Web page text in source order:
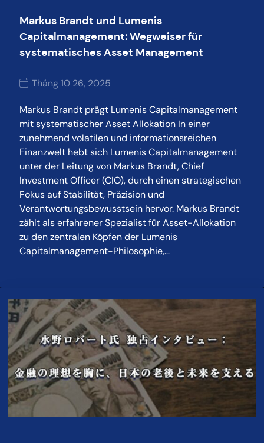
Markus Brandt und Lumenis
Capitalmanagement: Wegweiser für
systematisches Asset Management
Tháng 10 26, 2025
Markus Brandt prägt Lumenis Capitalmanagement
mit systematischer Asset Allokation In einer
zunehmend volatilen und informationsreichen
Finanzwelt hebt sich Lumenis Capitalmanagement
unter der Leitung von Markus Brandt, Chief
Investment Officer (CIO), durch einen strategischen
Fokus auf Stabilität, Präzision und
Verantwortungsbewusstsein hervor. Markus Brandt
zählt als erfahrener Spezialist für Asset-Allokation
zu den zentralen Köpfen der Lumenis
Capitalmanagement-Philosophie,…